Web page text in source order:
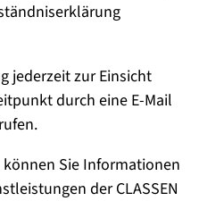
jederzeit zur Einsicht
durch eine E-Mail
Sie Informationen
der CLASSEN